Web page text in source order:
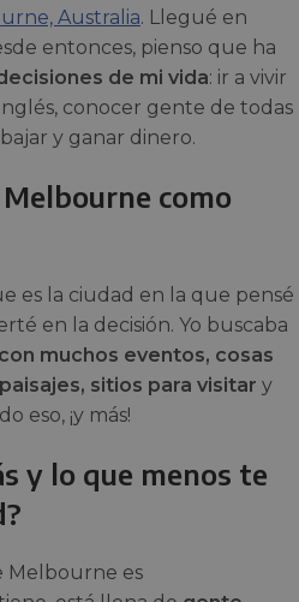
Australia. Llegué en
entonces, pienso que ha
de mi vida: ir a vivir
conocer gente de todas
y ganar dinero.
como
es la ciudad en la que pensé
en la decisión. Yo buscaba
muchos eventos, cosas
sitios para visitar y
eso, ¡y más!
y lo que menos te
Melbourne es